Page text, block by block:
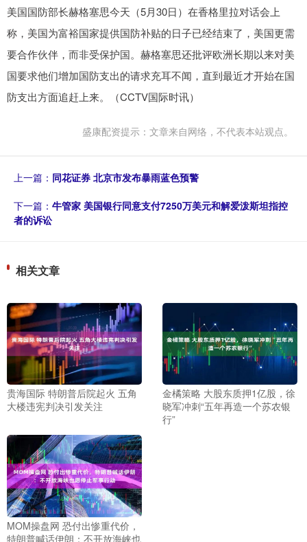
美国国防部长赫格塞思今天（5月30日）在香格里拉对话会上
称，美国为富裕国家提供国防补贴的日子已经结束了，美国更需
要合作伙伴，而非受保护国。赫格塞思还批评欧洲长期以来对美
国要求他们增加国防支出的请求充耳不闻，直到最近才开始在国
防支出方面追赶上来。（CCTV国际时讯）
盛康配资提示：文章来自网络，不代表本站观点。
上一篇： 同花证券 北京市发布暴雨蓝色预警
下一篇： 牛管家 美国银行同意支付7250万美元和解爱泼斯坦指控
者的诉讼
相关文章
贵海国际 特朗普后院起火 五角
大楼违宪判决引发关注
金橘策略 大股东质押1亿股，徐
晓军冲刺“五年再造一个苏农银
行”
MOM操盘网 恐付出惨重代价，
特朗普喊话伊朗：不开放海峡也